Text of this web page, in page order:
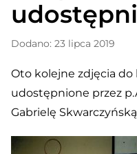
Szkoła
Dokumenty
Osiągnięcia
Warto wiedzieć
UKS „Millenium”
Dodano: 23 lipca 2019
Oto kolejne zdjęcia
udostępnione przez
Gabrielę